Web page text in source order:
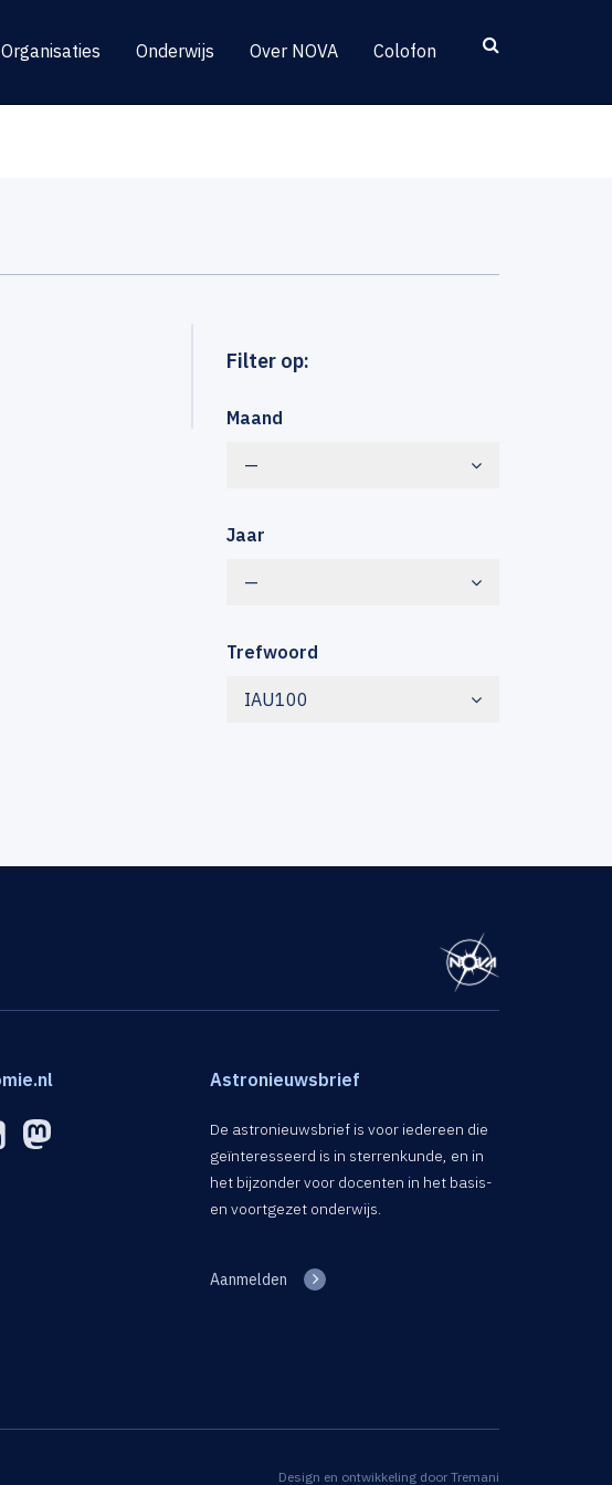
Organisaties Onderwijs Over NOVA Colofon
Filter op:
Maand
—
Jaar
—
Trefwoord
IAU100
Astronieuwsbrief
De astronieuwsbrief is voor iedereen die
geïnteresseerd is in sterrenkunde, en in
het bijzonder voor docenten in het basis-
en voortgezet onderwijs.
Aanmelden
Design en ontwikkeling door Tremani